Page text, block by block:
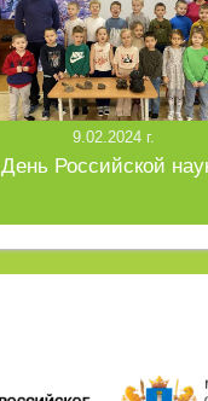
9.02.2024 г.
День Российской